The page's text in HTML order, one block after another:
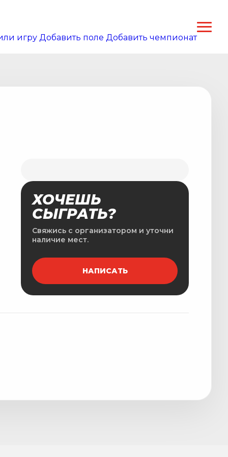
игру Добавить поле Добавить чемпионат
ХОЧЕШЬ
СЫГРАТЬ?
Свяжись с организатором и уточни
наличие мест.
НАПИСАТЬ